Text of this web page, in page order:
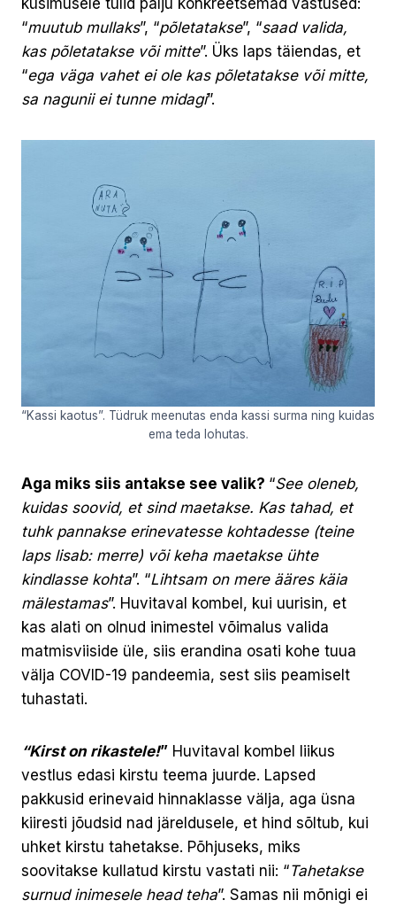
“muutub mullaks”, “põletatakse”, “saad valida,
kas põletatakse või mitte”. Üks laps täiendas, et
“ega väga vahet ei ole kas põletatakse või mitte,
sa nagunii ei tunne midagi”.
“Kassi kaotus”. Tüdruk meenutas enda kassi surma ning kuidas
ema teda lohutas.
Aga miks siis antakse see valik? “See oleneb,
kuidas soovid, et sind maetakse. Kas tahad, et
tuhk pannakse erinevatesse kohtadesse (teine
laps lisab: merre) või keha maetakse ühte
kindlasse kohta”. “Lihtsam on mere ääres käia
mälestamas”. Huvitaval kombel, kui uurisin, et
kas alati on olnud inimestel võimalus valida
matmisviiside üle, siis erandina osati kohe tuua
välja COVID-19 pandeemia, sest siis peamiselt
tuhastati.
“Kirst on rikastele!” Huvitaval kombel liikus
vestlus edasi kirstu teema juurde. Lapsed
pakkusid erinevaid hinnaklasse välja, aga üsna
kiiresti jõudsid nad järeldusele, et hind sõltub, kui
uhket kirstu tahetakse. Põhjuseks, miks
soovitakse kullatud kirstu vastati nii: “Tahetakse
surnud inimesele head teha”. Samas nii mõnigi ei